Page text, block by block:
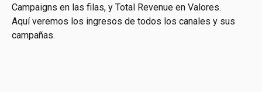
Campaigns en las filas, y Total Revenue en Valores.
Aquí veremos los ingresos de todos los canales y sus
campañas.